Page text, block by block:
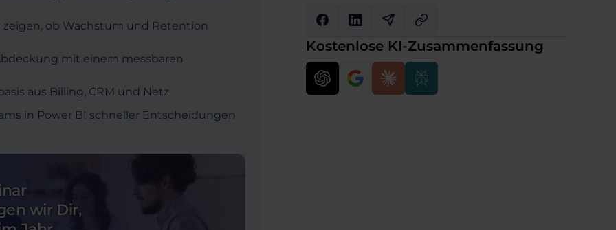
ob Wachstum und Retention
mit einem messbaren
aus Billing, CRM und Netz.
in Power BI schneller Entscheidungen
wir Dir,
Kostenlose KI-Zusammenfassung